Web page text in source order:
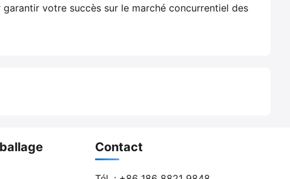
votre succès sur le marché concurrentiel des
Contact